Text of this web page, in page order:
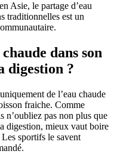
Asie, le partage d’eau
traditionnelles est un
dans son
digestion ?
de l’eau chaude
fraiche. Comme
n’oubliez pas non plus que
digestion, mieux vaut boire
sportifs le savent